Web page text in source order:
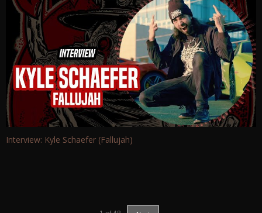
Interview: Kyle Schaefer (Fallujah)